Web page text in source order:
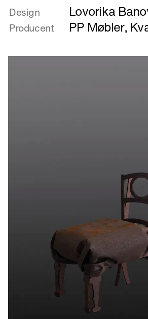
om
FOLD
Design Lovorika
Producent PP Møbler,